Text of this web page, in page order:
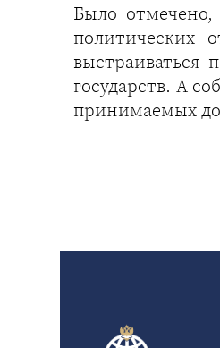
Было
политических
выстраиваться
государств. А
принимаемых